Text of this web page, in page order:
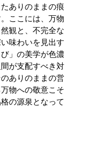
ありのままの痕
ここには、万物
観と、不完全な
味わいを見出す
」の美学が色濃
が支配すべき対
ありのままの営
物への敬意こそ
の源泉となって